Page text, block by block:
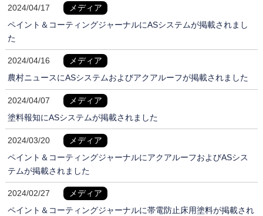
2024/04/17
メディア
ペイント＆コーティングジャーナルにASシステムが掲載されまし
た
2024/04/16
メディア
農村ニュースにASシステムおよびアクアルーフが掲載されました
2024/04/07
メディア
塗料報知にASシステムが掲載されました
2024/03/20
メディア
ペイント＆コーティングジャーナルにアクアルーフおよびASシス
テムが掲載されました
2024/02/27
メディア
ペイント＆コーティングジャーナルに帯電防止床用塗料が掲載され